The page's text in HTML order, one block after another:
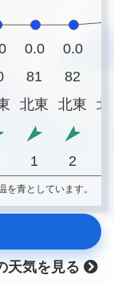
0.0 0.0
81 82
北東 北東 北
1 2
青としています。
天気を見る